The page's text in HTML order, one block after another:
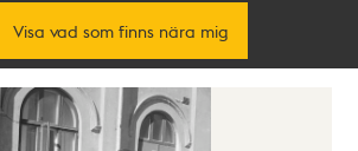
Visa vad som finns nära mig